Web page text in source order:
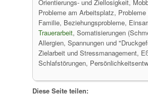
Orientierungs- und Ziellosigkeit,
Probleme am Arbeitsplatz, Probleme
Familie, Beziehungsprobleme,
Trauerarbeit, Somatisierungen
Allergien, Spannungen und
Zielarbeit und Stressmanagement,
Schlafstörungen,
Diese Seite teilen: